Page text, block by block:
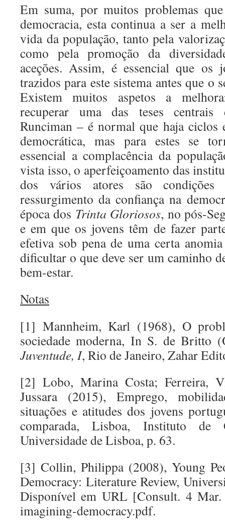
Em suma, por muitos problemas
democracia, esta continua a ser a
vida da população, tanto pela
como pela promoção da
aceções. Assim, é essencial que os
trazidos para este sistema antes que o
Existem muitos aspetos a
recuperar uma das teses
Runciman – é normal que haja ciclos
democrática, mas para estes se
essencial a complacência da
vista isso, o aperfeiçoamento das
dos vários atores são condições
ressurgimento da confiança na
época dos Trinta Gloriosos, no pós-
e em que os jovens têm de fazer
efetiva sob pena de uma certa
dificultar o que deve ser um caminho
bem-estar.
Notas
[1] Mannheim, Karl (1968), O
sociedade moderna, In S. de Britto
Juventude, I, Rio de Janeiro, Zahar
[2] Lobo, Marina Costa; Ferreira,
Jussara (2015), Emprego,
situações e atitudes dos jovens
comparada, Lisboa, Instituto de
Universidade de Lisboa, p. 63.
[3] Collin, Philippa (2008), Young
Democracy: Literature Review,
Disponível em URL [Consult. 4
imagining-democracy.pdf.